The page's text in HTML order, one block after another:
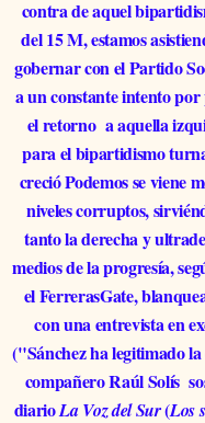
contra de aquel
del 15 M, estamos
gobernar con el Partido
a un constante intento
el retorno a aquella
para el bipartidismo
creció Podemos se viene
niveles corruptos,
tanto la derecha y
medios de la progresía,
el FerrerasGate,
con una entrevista en
("Sánchez ha legitimado
compañero Raúl Solís
diarioLa Voz del Sur(Los